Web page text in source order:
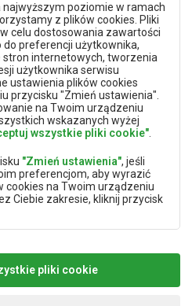
najwyższym poziomie w ramach
z plików cookies. Pliki
celu dostosowania zawartości
preferencji użytkownika,
internetowych, tworzenia
użytkownika serwisu
ustawienia plików cookies
przycisku "Zmień ustawienia".
na Twoim urządzeniu
wskazanych wyżej
wszystkie pliki cookie"
"Zmień ustawienia", jeśli
preferencjom, aby wyrazić
cookies na Twoim urządzeniu
Ciebie zakresie, kliknij przycisk
jest uzasadniony
osobowych (ABC TRACK Sp. z o.
zapewnienia wysokiej
ramach naszej strony
pliki cookie
prywatności
strony
dostępności
prywatności
mobilna
biuro@abc-track.pl